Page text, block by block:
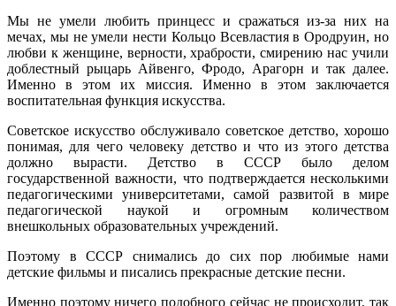
Мы не умели любить принцесс и сражаться из-за них на
мечах, мы не умели нести Кольцо Всевластия в Ородруин, но
любви к женщине, верности, храбрости, смирению нас учили
доблестный рыцарь Айвенго, Фродо, Арагорн и так далее.
Именно в этом их миссия. Именно в этом заключается
воспитательная функция искусства.
Советское искусство обслуживало советское детство, хорошо
понимая, для чего человеку детство и что из этого детства
должно вырасти. Детство в СССР было делом
государственной важности, что подтверждается несколькими
педагогическими университетами, самой развитой в мире
педагогической наукой и огромным количеством
внешкольных образовательных учреждений.
Поэтому в СССР снимались до сих пор любимые нами
детские фильмы и писались прекрасные детские песни.
Именно поэтому ничего подобного сейчас не происходит, так